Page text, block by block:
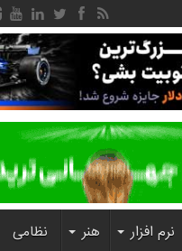
نرم افزار هنر نظامی